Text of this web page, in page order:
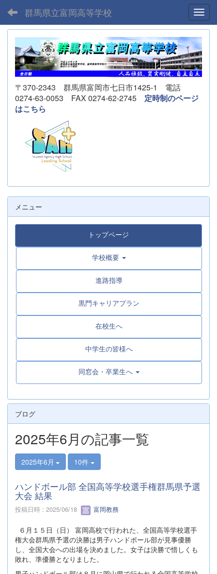
群馬県立富岡高等学校
〒370-2343 群馬県富岡市七日市1425-1 電話
0274-63-0053 FAX 0274-62-2745 定時制のページ
はこちら
メニュー
トップページ
学校概要
進路指導
黒門キャリアプラン
在校生へ
中学生の皆様へ
同窓会・卒業生へ
ブログ
2025年6月の記事一覧
2025年6月 10件
ハンドボール部 全国高等学校選手権群馬県予選
大会 結果
投稿日時 : 2025/06/18 富岡教務
６月１５日（日） 富岡高校で行われた、全国高等学校選手
権大会群馬県予選の決勝は男子ハンドボール部が見事優勝
し、全国大会への出場を決めました。女子は決勝で惜しくも
敗れ、準優勝となりました。